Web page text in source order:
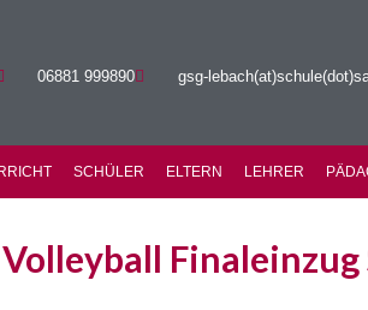
06881 999890 gsg-
SCHÜLER ELTERN LEHRER
Volleyball Finaleinzug